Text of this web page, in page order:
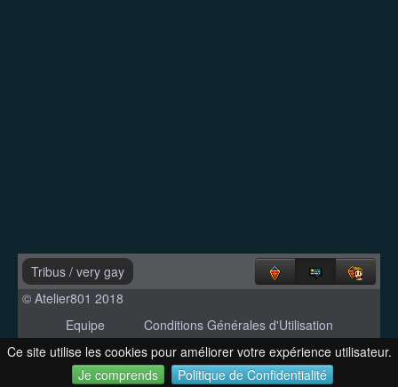
Ce site utilise les cookies pour améliorer votre expérience utilisateur.
Je comprends
Politique de Confidentialité
Tribus / very gay
© Atelier801 2018
Equipe
Conditions Générales d'Utilisation
Politique de Confidentialité
Contact
Version 1.27